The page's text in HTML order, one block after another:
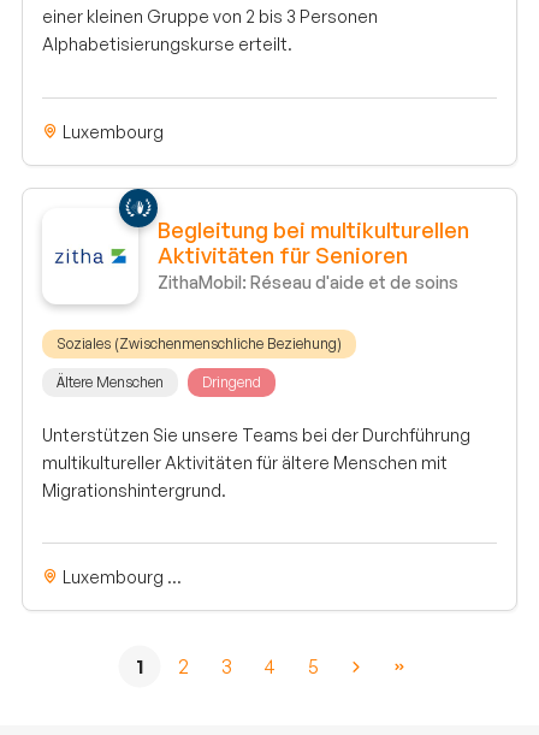
einer kleinen Gruppe von 2 bis 3 Personen
Alphabetisierungskurse erteilt.
Luxembourg
Begleitung bei multikulturellen
Aktivitäten für Senioren
ZithaMobil: Réseau d'aide et de soins
Soziales (Zwischenmenschliche Beziehung)
Ältere Menschen Dringend
Unterstützen Sie unsere Teams bei der Durchführung
multikultureller Aktivitäten für ältere Menschen mit
Migrationshintergrund.
Luxembourg ...
1 2 3 4 5